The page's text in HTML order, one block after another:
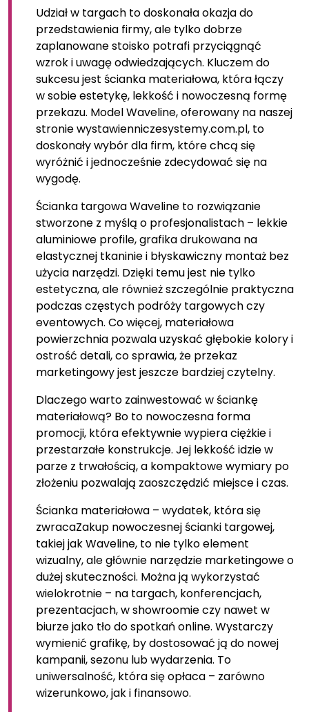
Udział w targach to doskonała okazja do
przedstawienia firmy, ale tylko dobrze
zaplanowane stoisko potrafi przyciągnąć
wzrok i uwagę odwiedzających. Kluczem do
sukcesu jest ścianka materiałowa, która łączy
w sobie estetykę, lekkość i nowoczesną formę
przekazu. Model Waveline, oferowany na naszej
stronie wystawienniczesystemy.com.pl, to
doskonały wybór dla firm, które chcą się
wyróżnić i jednocześnie zdecydować się na
wygodę.
Ścianka targowa Waveline to rozwiązanie
stworzone z myślą o profesjonalistach – lekkie
aluminiowe profile, grafika drukowana na
elastycznej tkaninie i błyskawiczny montaż bez
użycia narzędzi. Dzięki temu jest nie tylko
estetyczna, ale również szczególnie praktyczna
podczas częstych podróży targowych czy
eventowych. Co więcej, materiałowa
powierzchnia pozwala uzyskać głębokie kolory i
ostrość detali, co sprawia, że przekaz
marketingowy jest jeszcze bardziej czytelny.
Dlaczego warto zainwestować w ściankę
materiałową? Bo to nowoczesna forma
promocji, która efektywnie wypiera ciężkie i
przestarzałe konstrukcje. Jej lekkość idzie w
parze z trwałością, a kompaktowe wymiary po
złożeniu pozwalają zaoszczędzić miejsce i czas.
Ścianka materiałowa – wydatek, która się
zwracaZakup nowoczesnej ścianki targowej,
takiej jak Waveline, to nie tylko element
wizualny, ale głównie narzędzie marketingowe o
dużej skuteczności. Można ją wykorzystać
wielokrotnie – na targach, konferencjach,
prezentacjach, w showroomie czy nawet w
biurze jako tło do spotkań online. Wystarczy
wymienić grafikę, by dostosować ją do nowej
kampanii, sezonu lub wydarzenia. To
uniwersalność, która się opłaca – zarówno
wizerunkowo, jak i finansowo.